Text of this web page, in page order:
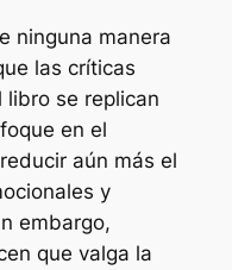
ninguna manera
las críticas
libro se replican
en el
aún más el
y
embargo,
que valga la